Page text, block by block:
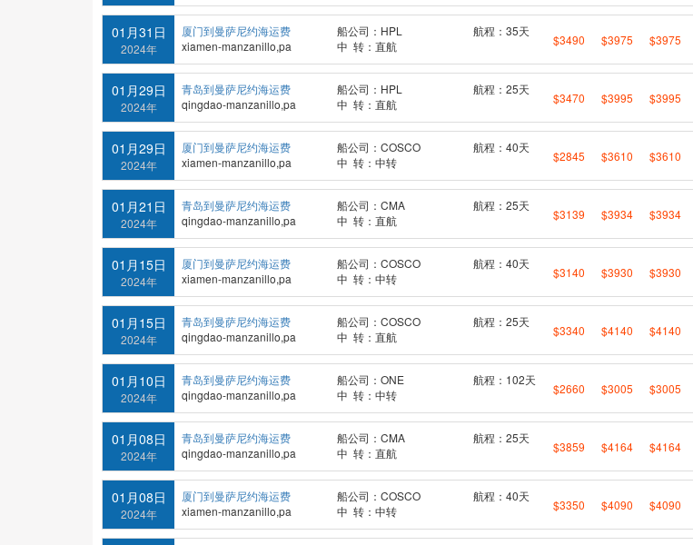
01月31日
2024年
厦门到曼萨尼约海运费
xiamen-manzanillo,pa
船公司：HPL
中 转：直航
航程：35天
$3490 $3975 $3975
01月29日
2024年
青岛到曼萨尼约海运费
qingdao-manzanillo,pa
船公司：HPL
中 转：直航
航程：25天
$3470 $3995 $3995
01月29日
2024年
厦门到曼萨尼约海运费
xiamen-manzanillo,pa
船公司：COSCO
中 转：中转
航程：40天
$2845 $3610 $3610
01月21日
2024年
青岛到曼萨尼约海运费
qingdao-manzanillo,pa
船公司：CMA
中 转：直航
航程：25天
$3139 $3934 $3934
01月15日
2024年
厦门到曼萨尼约海运费
xiamen-manzanillo,pa
船公司：COSCO
中 转：中转
航程：40天
$3140 $3930 $3930
01月15日
2024年
青岛到曼萨尼约海运费
qingdao-manzanillo,pa
船公司：COSCO
中 转：直航
航程：25天
$3340 $4140 $4140
01月10日
2024年
青岛到曼萨尼约海运费
qingdao-manzanillo,pa
船公司：ONE
中 转：中转
航程：102天
$2660 $3005 $3005
01月08日
2024年
青岛到曼萨尼约海运费
qingdao-manzanillo,pa
船公司：CMA
中 转：直航
航程：25天
$3859 $4164 $4164
01月08日
2024年
厦门到曼萨尼约海运费
xiamen-manzanillo,pa
船公司：COSCO
中 转：中转
航程：40天
$3350 $4090 $4090